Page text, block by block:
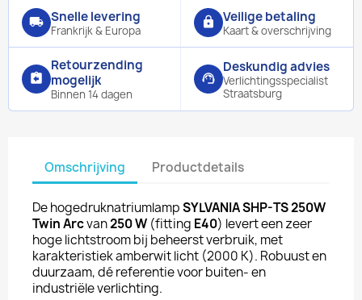
local_shipping Snelle levering
Frankrijk & Europa
lock Veilige betaling
Kaart & overschrijving
assignment_return
Retourzending
mogelijk
Binnen 14 dagen
support_agent
Deskundig advies
Verlichtingsspecialist
Straatsburg
Omschrijving Productdetails
De hogedruknatriumlampSYLVANIA SHP-TS 250W
Twin Arcvan250 W (fitting E40) levert een zeer
hoge lichtstroom bij beheerst verbruik, met
karakteristiek amberwit licht (2000 K). Robuust en
duurzaam, dé referentie voor buiten- en
industriële verlichting.